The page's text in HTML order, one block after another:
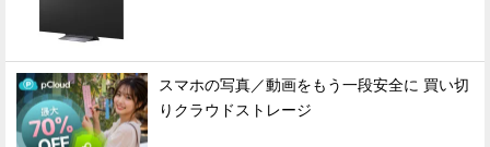
スマホの写真／動画をもう一段安全に 買い切
りクラウドストレージ